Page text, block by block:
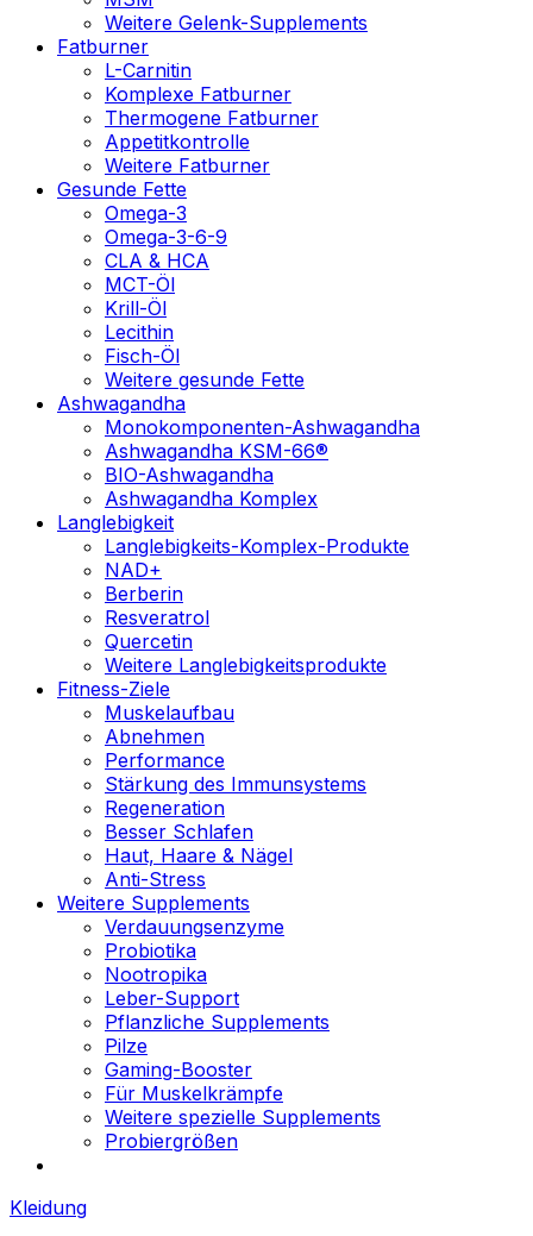
Weitere Gelenk-Supplements
Fatburner
L-Carnitin
Komplexe Fatburner
Thermogene Fatburner
Appetitkontrolle
Weitere Fatburner
Gesunde Fette
Omega-3
Omega-3-6-9
CLA & HCA
MCT-Öl
Krill-Öl
Lecithin
Fisch-Öl
Weitere gesunde Fette
Ashwagandha
Monokomponenten-Ashwagandha
Ashwagandha KSM-66®
BIO-Ashwagandha
Ashwagandha Komplex
Langlebigkeit
Langlebigkeits-Komplex-Produkte
NAD+
Berberin
Resveratrol
Quercetin
Weitere Langlebigkeitsprodukte
Fitness-Ziele
Muskelaufbau
Abnehmen
Performance
Stärkung des Immunsystems
Regeneration
Besser Schlafen
Haut, Haare & Nägel
Anti-Stress
Weitere Supplements
Verdauungsenzyme
Probiotika
Nootropika
Leber-Support
Pflanzliche Supplements
Pilze
Gaming-Booster
Für Muskelkrämpfe
Weitere spezielle Supplements
Probiergrößen
Kleidung